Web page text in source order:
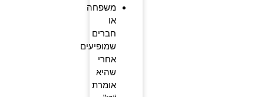
משפחה
או
חברים
שמופיעים
אחרי
שהיא
אומרת